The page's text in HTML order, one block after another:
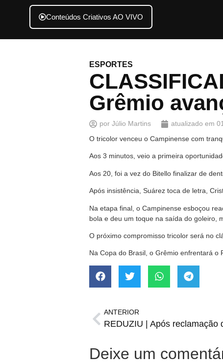
Conteúdos Criativos AO VIVO
ESPORTES
Grêmio
por Júlio Martins atualizado em
O tricolor venceu o Campinense com
Aos 3 minutos, veio a primeira
Aos 20, foi a vez do Bitello finalizar de
Após insistência, Suárez toca de letra,
Na etapa final, o Campinense esboçou
bola e deu um toque na saída do goleiro,
O próximo compromisso tricolor será no
Na Copa do Brasil, o Grêmio enfrentará o
ANTERIOR
Deixe um